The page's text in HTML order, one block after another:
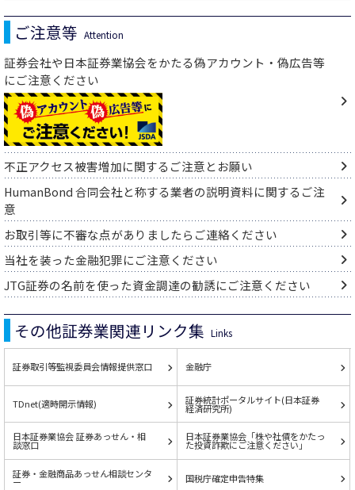
ご注意等 Attention
証券会社や日本証券業協会をかたる偽アカウント・偽広告等
にご注意ください
不正アクセス被害増加に関するご注意とお願い
HumanBond 合同会社と称する業者の説明資料に関するご注
意
お取引等に不審な点がありましたらご連絡ください
当社を装った金融犯罪にご注意ください
JTG証券の名前を使った資金調達の勧誘にご注意ください
その他証券業関連リンク集 Links
証券取引等監視委員会情報提供窓口 金融庁
TDnet(適時開示情報) 証券統計ポータルサイト(日本証券
経済研究所)
日本証券業協会 証券あっせん・相
談窓口
日本証券業協会「株や社債をかたっ
た投資詐欺にご注意ください」
証券・金融商品あっせん相談センタ
ー 国税庁確定申告特集